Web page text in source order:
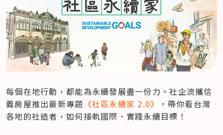
每個在地行動，都能為永續發展盡一份力。社企流攜信
義房屋推出最新專題 《社區永續家 2.0》
，帶你看台灣
各地的社造者，如何接軌國際、實踐永續目標！